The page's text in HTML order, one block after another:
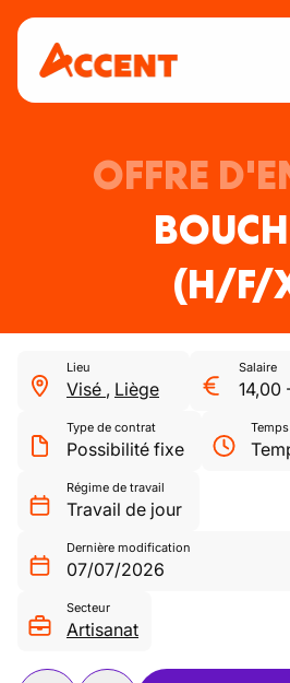
OFFRE
(H/F/
Lieu
Visé , Liège
Salaire
14,00
Type de contrat
Possibilité fixe
Régime de travail
Travail de jour
Dernière modification
07/07/2026
Secteur
Artisanat